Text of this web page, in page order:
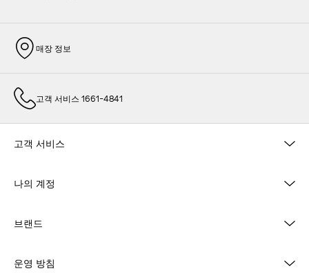
매장 정보
고객 서비스 1661-4841
고객 서비스
나의 계정
브랜드
운영 방침